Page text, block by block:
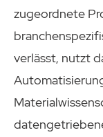
zugeordnete
verlässt, nutzt